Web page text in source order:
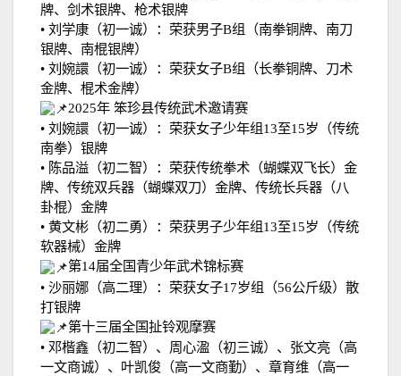
牌、剑术银牌、枪术银牌
• 刘学康（初一诚）：荣获男子B组（南拳铜牌、南刀
银牌、南棍银牌）
• 刘婉譞（初一诚）：荣获女子B组（长拳铜牌、刀术
金牌、棍术金牌）
2025年 笨珍县传统武术邀请赛
• 刘婉譞（初一诚）：荣获女子少年组13至15岁（传统
南拳）银牌
• 陈品溢（初二智）：荣获传统拳术（蝴蝶双飞长）金
牌、传统双兵器（蝴蝶双刀）金牌、传统长兵器（八
卦棍）金牌
• 黄文彬（初二勇）：荣获男子少年组13至15岁（传统
软器械）金牌
第14届全国青少年武术锦标赛
• 沙丽娜（高二理）：荣获女子17岁组（56公斤级）散
打银牌
第十三届全国扯铃观摩赛
• 邓楷鑫（初二智）、周心溋（初三诚）、张文亮（高
一文商诚）、叶凯俊（高一文商勤）、章育维（高一